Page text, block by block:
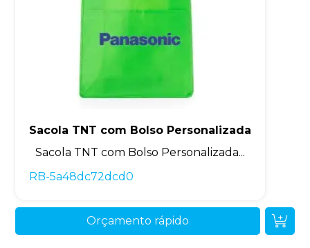
Sacola TNT com Bolso Personalizada
Sacola TNT com Bolso Personalizada...
RB-5a48dc72dcd0
Orçamento rápido